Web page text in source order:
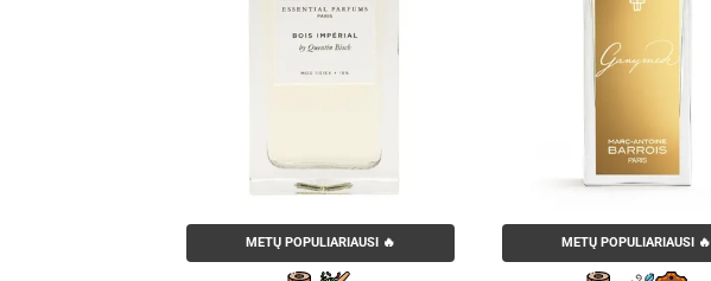
METŲ POPULIARIAUSI 🔥 METŲ POPULIARIAUSI 🔥